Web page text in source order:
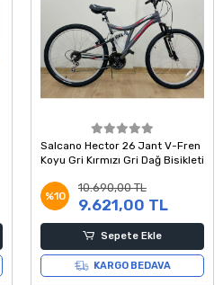
Salcano Hector 26 Jant V-Fren
Koyu Gri Kırmızı Gri Dağ Bisikleti
%10
10.690,00 TL
9.621,00 TL
Sepete Ekle
KARGO BEDAVA